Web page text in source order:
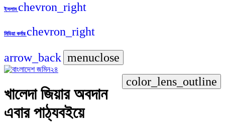
ইসলাম chevron_right
মিডিয়া কর্নার chevron_right
arrow_back menuclose
color_lens_outline
খালেদা জিয়ার অবদান
এবার পাঠ্যবইয়ে